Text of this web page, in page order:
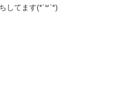
してます(*´꒳`*)